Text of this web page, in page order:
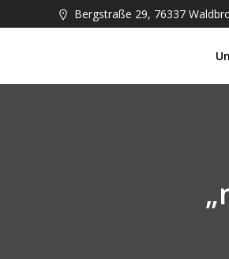
zum
Bergstraße 29, 76337